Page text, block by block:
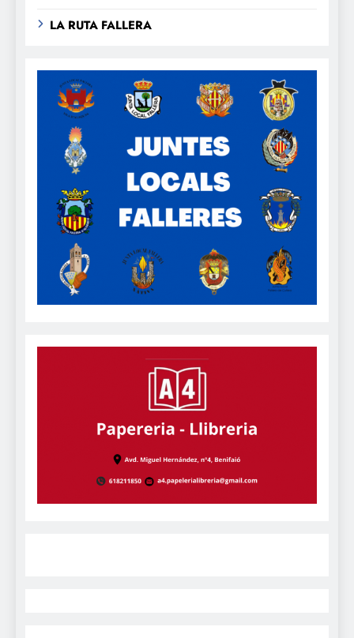
LA RUTA FALLERA